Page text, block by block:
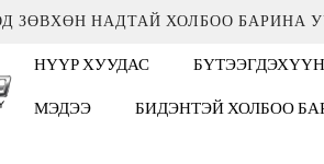
ЗӨВХӨН НАДТАЙ ХОЛБОО БАРИНА
НҮҮР ХУУДАС БҮТЭЭГДЭХҮҮН
МЭДЭЭ БИДЭНТЭЙ ХОЛБОО